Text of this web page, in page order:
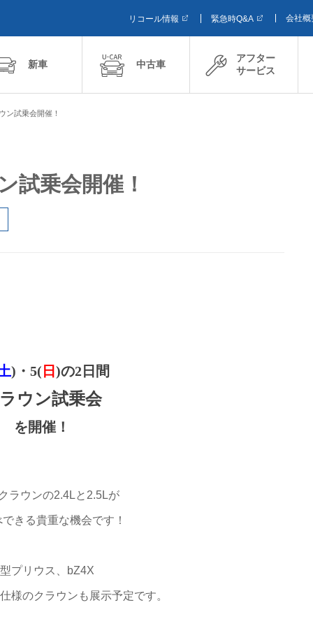
リコール情報 緊急時Q&A 会社概
新車 中古車
アフター
サービス
ン試乗会開催！
試乗会開催！
)・5( 日 )の2日間
ウン試乗会
を開催！
ラウンの2.4Lと2.5Lが
きる貴重な機会です！
プリウス、bZ4X
様のクラウンも展示予定です。